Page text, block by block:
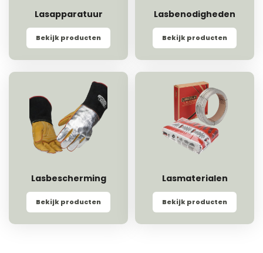
Lasapparatuur
Bekijk producten
Lasbenodigheden
Bekijk producten
Lasbescherming
Bekijk producten
Lasmaterialen
Bekijk producten